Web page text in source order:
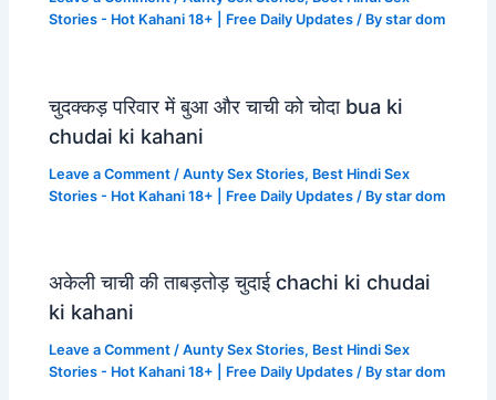
Stories - Hot Kahani 18+ | Free Daily Updates / Bystar dom
चुदक्कड़ परिवार में बुआ और चाची को चोदा bua ki
chudai ki kahani
Leave a Comment /Aunty Sex Stories, Best Hindi Sex
Stories - Hot Kahani 18+ | Free Daily Updates / Bystar dom
अकेली चाची की ताबड़तोड़ चुदाई chachi ki chudai
ki kahani
Leave a Comment /Aunty Sex Stories, Best Hindi Sex
Stories - Hot Kahani 18+ | Free Daily Updates / Bystar dom